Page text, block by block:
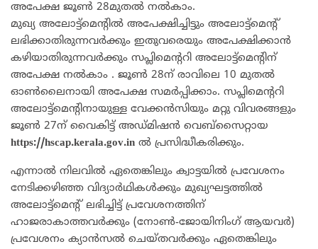
അപേക്ഷ ജൂൺ 28മുതൽ നൽകാം.
മുഖ്യ അലോട്ട്‌മെന്റിൽ അപേക്ഷിച്ചിട്ടും അലോട്ട്‌മെന്റ്
ലഭിക്കാതിരുന്നവർക്കും ഇതുവരെയും അപേക്ഷിക്കാൻ
കഴിയാതിരുന്നവർക്കും സപ്ലിമെന്ററി അലോട്ട്‌മെന്റിന്
അപേക്ഷ നൽകാം . ജൂൺ 28ന് രാവിലെ 10 മുതൽ
ഓൺലൈനായി അപേക്ഷ സമർപ്പിക്കാം. സപ്ലിമെന്ററി
അലോട്ട്‌മെന്റിനായുള്ള വേക്കൻസിയും മറ്റു വിവരങ്ങളും
ജൂൺ 27ന് വൈകിട്ട് അഡ്മിഷൻ വെബ്‌സൈറ്റായ
https://hscap.kerala.gov.in ൽ പ്രസിദ്ധീകരിക്കും.
എന്നാൽ നിലവിൽ ഏതെങ്കിലും ക്വാട്ടയിൽ പ്രവേശനം
നേടിക്കഴിഞ്ഞ വിദ്യാർഥികൾക്കും മുഖ്യഘട്ടത്തിൽ
അലോട്ട്‌മെന്റ് ലഭിച്ചിട്ട് പ്രവേശനത്തിന്
ഹാജരാകാത്തവർക്കും (നോൺ-ജോയിനിംഗ് ആയവർ)
പ്രവേശനം ക്യാൻസൽ ചെയ്തവർക്കും ഏതെങ്കിലും